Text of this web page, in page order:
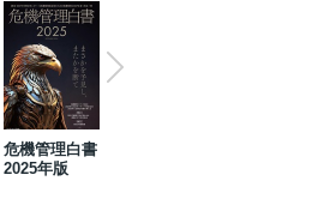
危機管理白書
2025年版